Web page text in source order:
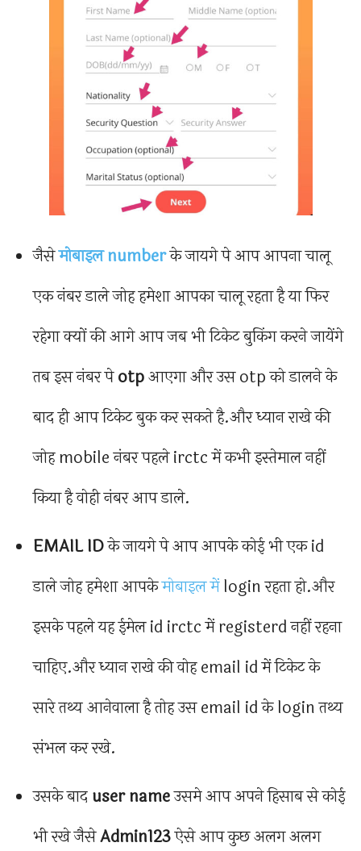
जैसेमोबाइल numberके जायगे पे आप आपना चालू
एक नंबर डाले जोह हमेशा आपका चालू रहता है या फिर
रहेगा क्यों की आगे आप जब भी टिकेट बुकिंग करने जायेंगे
तब इस नंबर पेotpआएगा और उस otp को डालने के
बाद ही आप टिकेट बुक कर सकते है.और ध्यान राखे की
जोह mobile नंबर पहले irctc में कभी इस्तेमाल नहीं
किया है वोही नंबर आप डाले.
EMAIL IDके जायगे पे आप आपके कोई भी एक id
डाले जोह हमेशा आपकेमोबाइल मेंlogin रहता हो.और
इसके पहले यह ईमेल id irctc में registerd नहीं रहना
चाहिए.और ध्यान राखे की वोह email id में टिकेट के
सारे तथ्य आनेवाला है तोह उस email id के login तथ्य
संभल कर रखे.
उसके बादuser nameउसमे आप अपने हिसाब से कोई
भी रखे जैसेAdmin123ऐसे आप कुछ अलग अलग